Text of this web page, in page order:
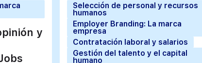
y
Selección de personal y recursos
humanos
Employer Branding: La marca
empresa
Contratación laboral y salarios
Gestión del talento y el capital
humano